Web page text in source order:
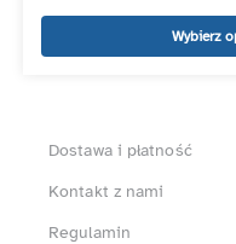
Wybierz
Dostawa i płatność
Kontakt z nami
Regulamin